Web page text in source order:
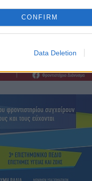
CONFIRM
Data Deletion